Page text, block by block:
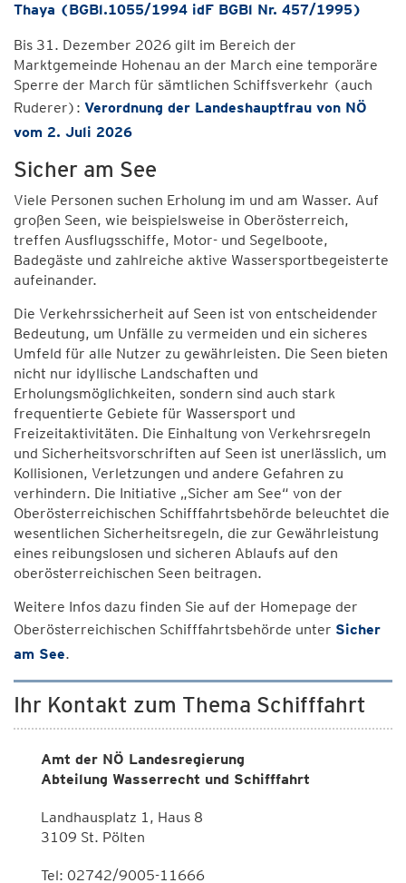
Thaya (BGBl.1055/1994 idF BGBl Nr. 457/1995)
Bis 31. Dezember 2026 gilt im Bereich der
Marktgemeinde Hohenau an der March eine temporäre
Sperre der March für sämtlichen Schiffsverkehr (auch
Ruderer): Verordnung der Landeshauptfrau von NÖ
vom 2. Juli 2026
Sicher am See
Viele Personen suchen Erholung im und am Wasser. Auf
großen Seen, wie beispielsweise in Oberösterreich,
treffen Ausflugsschiffe, Motor- und Segelboote,
Badegäste und zahlreiche aktive Wassersportbegeisterte
aufeinander.
Die Verkehrssicherheit auf Seen ist von entscheidender
Bedeutung, um Unfälle zu vermeiden und ein sicheres
Umfeld für alle Nutzer zu gewährleisten. Die Seen bieten
nicht nur idyllische Landschaften und
Erholungsmöglichkeiten, sondern sind auch stark
frequentierte Gebiete für Wassersport und
Freizeitaktivitäten. Die Einhaltung von Verkehrsregeln
und Sicherheitsvorschriften auf Seen ist unerlässlich, um
Kollisionen, Verletzungen und andere Gefahren zu
verhindern. Die Initiative „Sicher am See“ von der
Oberösterreichischen Schifffahrtsbehörde beleuchtet die
wesentlichen Sicherheitsregeln, die zur Gewährleistung
eines reibungslosen und sicheren Ablaufs auf den
oberösterreichischen Seen beitragen.
Weitere Infos dazu finden Sie auf der Homepage der
Oberösterreichischen Schifffahrtsbehörde unter Sicher
am See.
Ihr Kontakt zum Thema Schifffahrt
Amt der NÖ Landesregierung
Abteilung Wasserrecht und Schifffahrt
Landhausplatz 1, Haus 8
3109 St. Pölten
Tel: 02742/9005-11666